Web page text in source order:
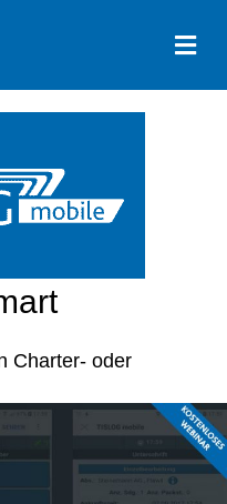
Charter- oder